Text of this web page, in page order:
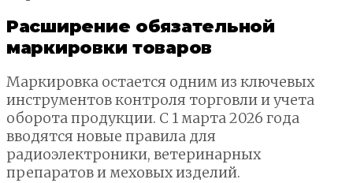
Расширение обязательной
маркировки товаров
Маркировка остается одним из ключевых
инструментов контроля торговли и учета
оборота продукции. С 1 марта 2026 года
вводятся новые правила для
радиоэлектроники, ветеринарных
препаратов и меховых изделий.